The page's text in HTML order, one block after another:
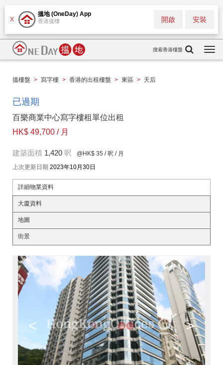
X
搵地 (OneDay) App
香港搵樓 安裝
開啟
搜索香港樓盤
搵樓盤 > 寫字樓 > 香港的出租樓盤 > 東區 > 天后
已過期
百樂商業中心寫字樓租單位出租
HK$ 49,700 / 月
建築面積 1,420 呎 @HK$ 35 / 呎 / 月
上次更新日期 2023年10月30日
詳細物業資料
大廈資料
地圖
街景
< >